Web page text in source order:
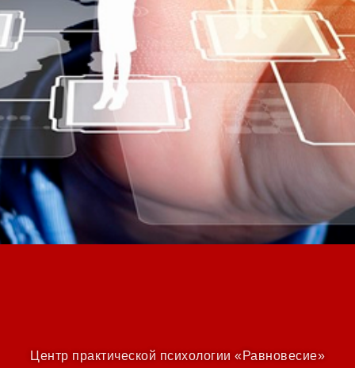
Центр практической психологии «Равновесие»